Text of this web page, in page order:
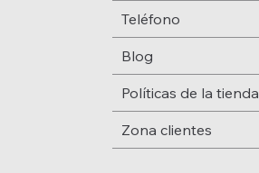
Teléfono
Blog
Políticas de la tienda
Zona clientes